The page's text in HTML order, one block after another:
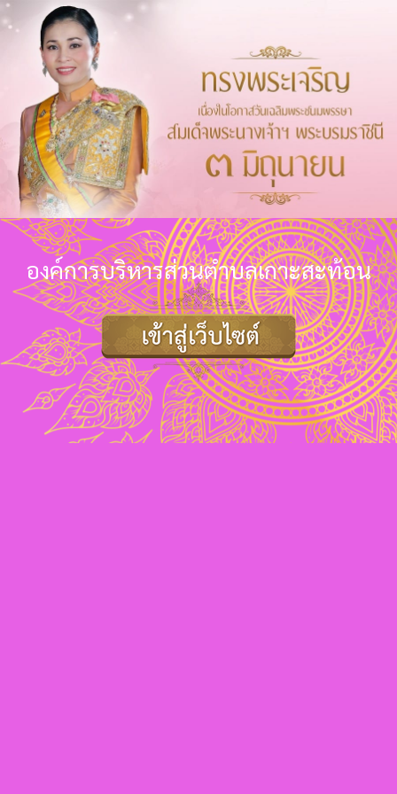
องค์การบริหารส่วนตำบลเกาะสะท้อน